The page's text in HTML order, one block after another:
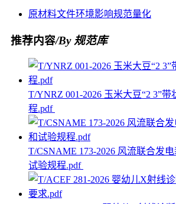
原材料文件环境影响规范量化
推荐内容/By 规范库
T/YNRZ 001-2026 玉米大豆“2 3”
程.pdf
T/CSNAME 173-2026 风流联合发
试验规程.pdf